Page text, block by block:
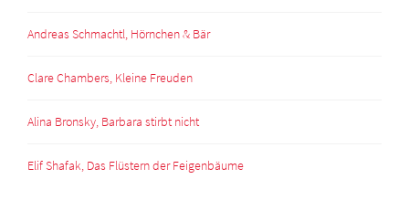
Andreas Schmachtl, Hörnchen & Bär
Clare Chambers, Kleine Freuden
Alina Bronsky, Barbara stirbt nicht
Elif Shafak, Das Flüstern der Feigenbäume